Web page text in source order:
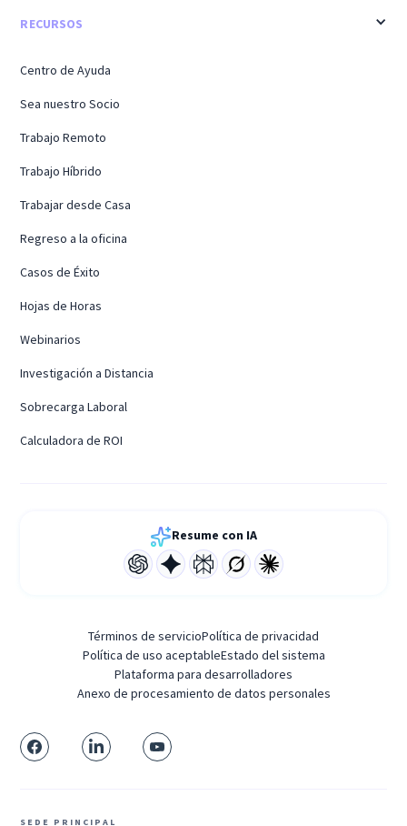
RECURSOS
Centro de Ayuda
Sea nuestro Socio
Trabajo Remoto
Trabajo Híbrido
Trabajar desde Casa
Regreso a la oficina
Casos de Éxito
Hojas de Horas
Webinarios
Investigación a Distancia
Sobrecarga Laboral
Calculadora de ROI
Resume con IA
Términos de servicioPolítica de privacidad
Política de uso aceptableEstado del sistema
Plataforma para desarrolladores
Anexo de procesamiento de datos personales
SEDE PRINCIPAL